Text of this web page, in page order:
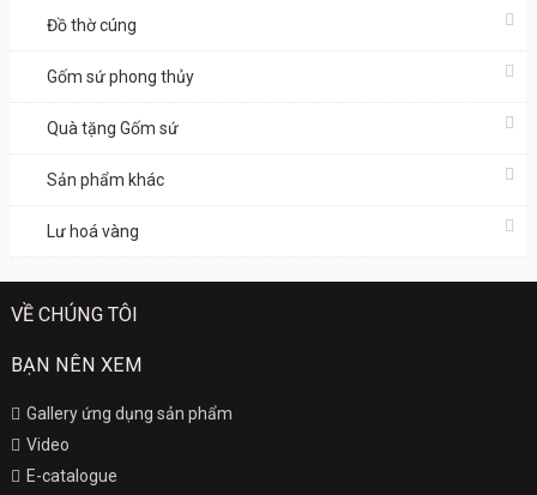
Đồ thờ cúng
Gốm sứ phong thủy
Quà tặng Gốm sứ
Sản phẩm khác
Lư hoá vàng
VỀ CHÚNG TÔI
BẠN NÊN XEM
Gallery ứng dụng sản phẩm
Video
E-catalogue